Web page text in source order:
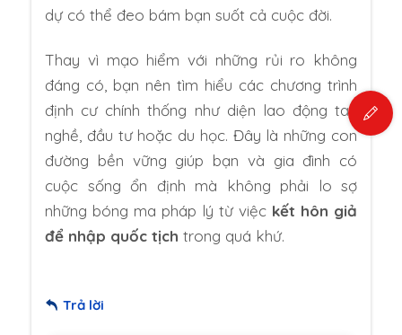
dự có thể đeo bám bạn suốt cả cuộc đời.
Thay vì mạo hiểm với những rủi ro không
đáng có, bạn nên tìm hiểu các chương trình
định cư chính thống như diện lao động tay
nghề, đầu tư hoặc du học. Đây là những con
đường bền vững giúp bạn và gia đình có
cuộc sống ổn định mà không phải lo sợ
những bóng ma pháp lý từ việc kết hôn giả
để nhập quốc tịch trong quá khứ.
Trả lời